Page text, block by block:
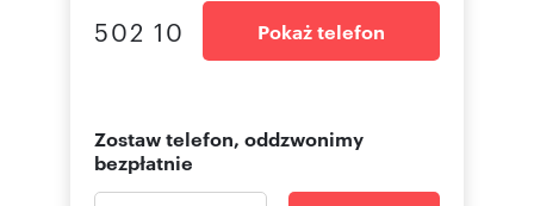
502 10 Pokaż telefon
Zostaw telefon, oddzwonimy
bezpłatnie